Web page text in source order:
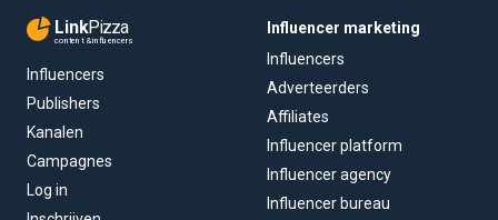
LinkPizza
content & influencers
Influencers
Publishers
Kanalen
Campagnes
Log in
Influencer marketing
Influencers
Adverteerders
Affiliates
Influencer platform
Influencer agency
Influencer bureau